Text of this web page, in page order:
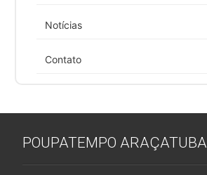
Notícias
Contato
POUPATEMPO ARAÇATUBA